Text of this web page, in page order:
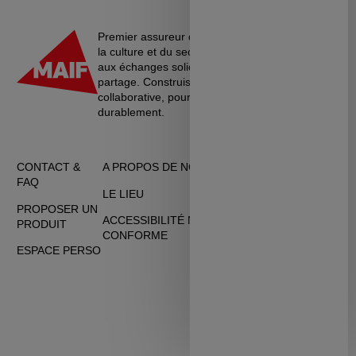
Premier assureur du monde de l’éducation, de
la culture et du secteur associatif, La MAIF croit
aux échanges solidaires, à l’entraide et au
partage. Construisons une société plus
collaborative, pour vivre ensemble…
durablement.
CONTACT &
FAQ
PROPOSER UN
PRODUIT
ESPACE PERSO
A PROPOS DE NOUS
LE LIEU
ACCESSIBILITÉ NON
CONFORME